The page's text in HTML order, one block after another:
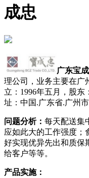
成忠
广东宝
理公司，业务主要在广
立：1996年五月，股东：
址：中国.广东省.广州市
问题分析： 每天配送集
应如此大的工作强度；
好实现优异先出和质保
给客户等等。
产品实施：